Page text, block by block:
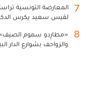
7
المعارضة التونسية
لقيس سعيد يكرس
8
«مطارِدو سموم
والزواحف بشوارع الدار